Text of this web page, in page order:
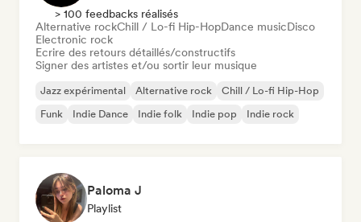
> 100 feedbacks réalisés
Alternative rockChill / Lo-fi Hip-HopDance musicDisco
Electronic rock
Ecrire des retours détaillés/constructifs
Signer des artistes et/ou sortir leur musique
Jazz expérimental Alternative rock
Chill / Lo-fi Hip-Hop
Funk
Indie Dance Indie folk Indie pop Indie rock
Paloma J
Playlist